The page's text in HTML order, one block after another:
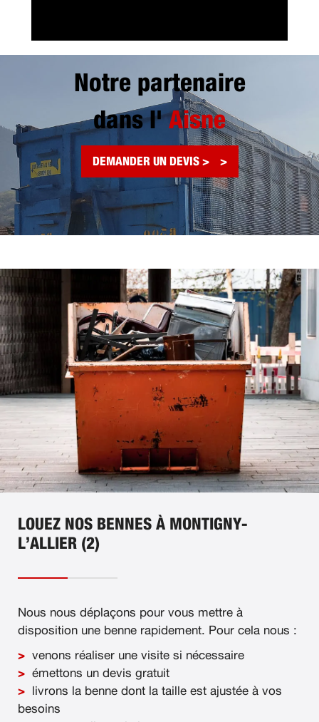
Notre partenaire
dans l'Aisne
DEMANDER UN DEVIS >
LOUEZ NOS BENNES À MONTIGNY-
L’ALLIER (2)
Nous nous déplaçons pour vous mettre à
disposition une benne rapidement. Pour cela nous :
venons réaliser une visite si nécessaire
émettons un devis gratuit
livrons la benne dont la taille est ajustée à vos
besoins